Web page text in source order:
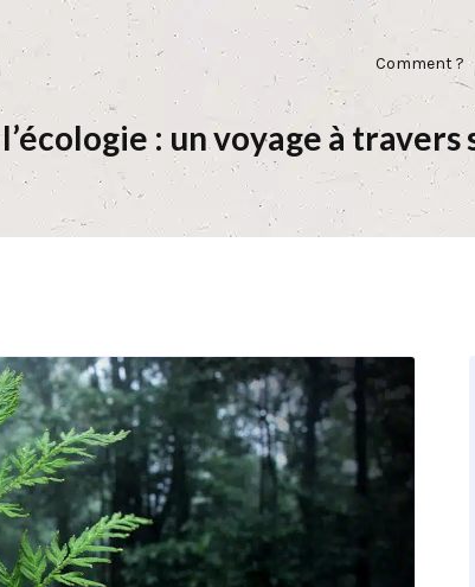
Comment ?
: un voyage à